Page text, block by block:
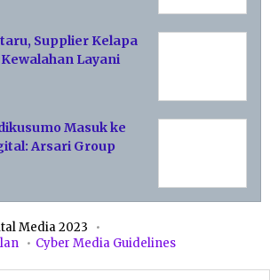
Supplier Kelapa
Layani
Masuk ke
Arsari Group
Media 2023
Cyber Media Guidelines